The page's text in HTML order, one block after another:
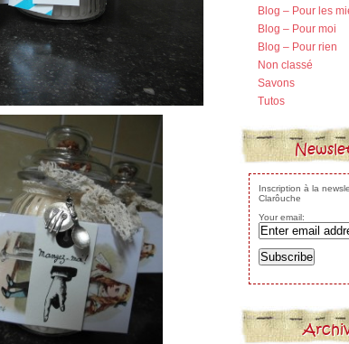
Blog – Pour les
Blog – Pour moi
Blog – Pour rien
Non classé
Savons
Tutos
Inscription à la
Clarôuche
Your email: